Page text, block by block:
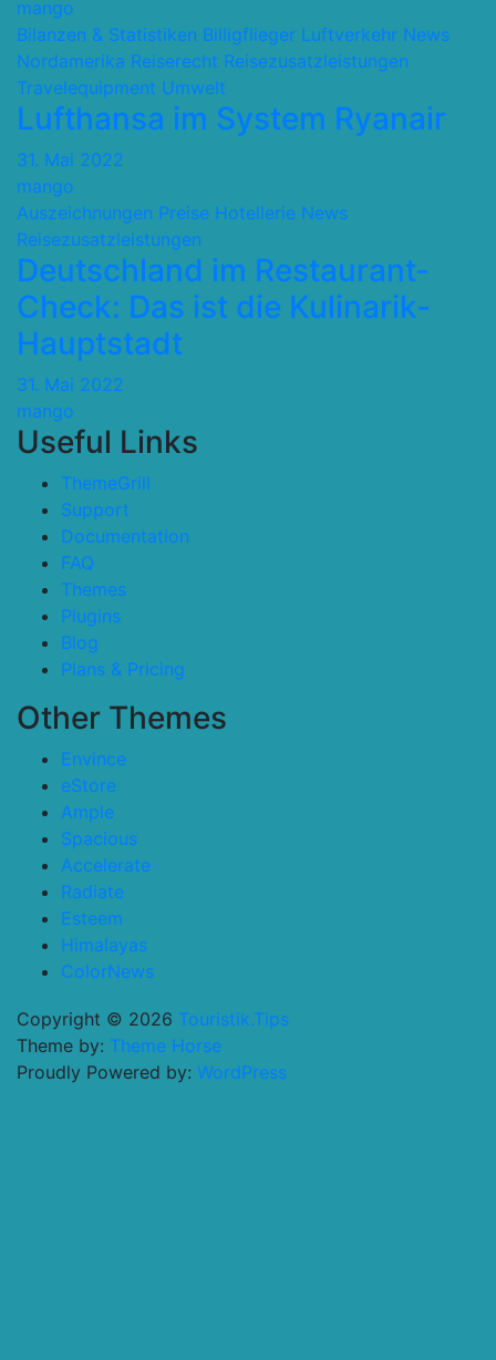
mango
Bilanzen & Statistiken Billigflieger Luftverkehr News
Nordamerika Reiserecht Reisezusatzleistungen
Travelequipment Umwelt
Lufthansa im System Ryanair
31. Mai 2022
mango
Auszeichnungen Preise Hotellerie News
Reisezusatzleistungen
Deutschland im Restaurant-
Check: Das ist die Kulinarik-
Hauptstadt
31. Mai 2022
mango
Useful Links
ThemeGrill
Support
Documentation
FAQ
Themes
Plugins
Blog
Plans & Pricing
Other Themes
Envince
eStore
Ample
Spacious
Accelerate
Radiate
Esteem
Himalayas
ColorNews
Copyright © 2026 Touristik.Tips
Theme by: Theme Horse
Proudly Powered by: WordPress